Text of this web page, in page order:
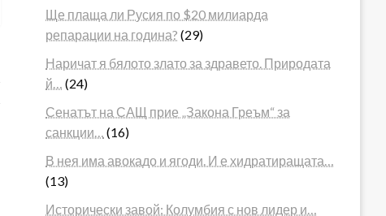
Ще плаща ли Русия по $20 милиарда
репарации на година? (29)
Наричат я бялото злато за здравето. Природата
й…
(24)
Сенатът на САЩ прие „Закона Греъм“ за
санкции…
(16)
В нея има авокадо и ягоди. И е хидратиращата…
(13)
Исторически завой: Колумбия с нов лидер и…